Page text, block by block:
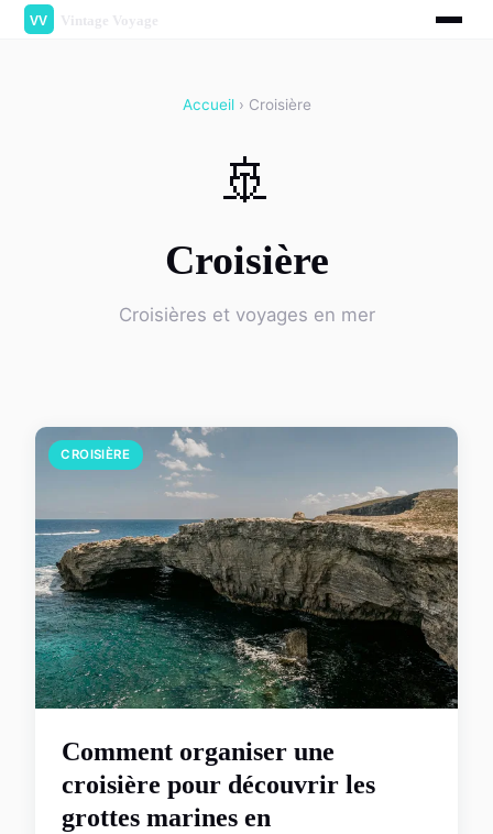
Accueil› Croisière
🚢
Croisière
Croisières et voyages en mer
CROISIÈRE
Comment organiser une
croisière pour découvrir les
grottes marines en